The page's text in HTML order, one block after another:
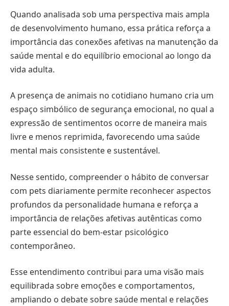
Quando analisada sob uma perspectiva mais ampla
de desenvolvimento humano, essa prática reforça a
importância das conexões afetivas na manutenção da
saúde mental e do equilíbrio emocional ao longo da
vida adulta.
A presença de animais no cotidiano humano cria um
espaço simbólico de segurança emocional, no qual a
expressão de sentimentos ocorre de maneira mais
livre e menos reprimida, favorecendo uma saúde
mental mais consistente e sustentável.
Nesse sentido, compreender o hábito de conversar
com pets diariamente permite reconhecer aspectos
profundos da personalidade humana e reforça a
importância de relações afetivas autênticas como
parte essencial do bem-estar psicológico
contemporâneo.
Esse entendimento contribui para uma visão mais
equilibrada sobre emoções e comportamentos,
ampliando o debate sobre saúde mental e relações